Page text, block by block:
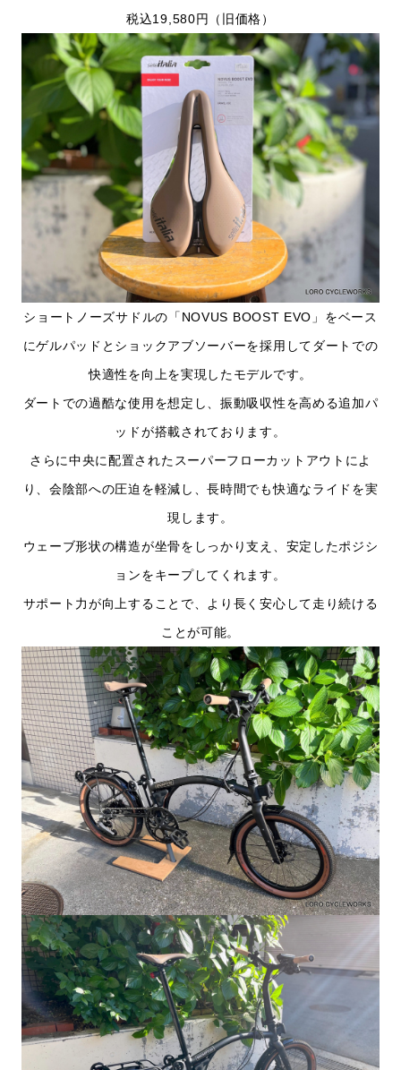
税込19,580円（旧価格）
ショートノーズサドルの「NOVUS BOOST EVO」をベース
にゲルパッドとショックアブソーバーを採用してダートでの
快適性を向上を実現したモデルです。
ダートでの過酷な使用を想定し、振動吸収性を高める追加パ
ッドが搭載されております。
さらに中央に配置されたスーパーフローカットアウトによ
り、会陰部への圧迫を軽減し、長時間でも快適なライドを実
現します。
ウェーブ形状の構造が坐骨をしっかり支え、安定したポジシ
ョンをキープしてくれます。
サポート力が向上することで、より長く安心して走り続ける
ことが可能。